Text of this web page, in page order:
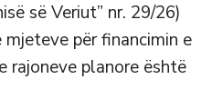
së Veriut” nr. 29/26)
për financimin e
rajoneve planore është